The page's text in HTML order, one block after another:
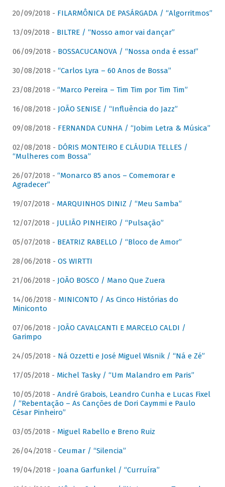
20/09/2018 - FILARMÔNICA DE PASÁRGADA / “Algorritmos”
13/09/2018 - BILTRE / “Nosso amor vai dançar”
06/09/2018 - BOSSACUCANOVA / “Nossa onda é essa!”
30/08/2018 - “Carlos Lyra – 60 Anos de Bossa”
23/08/2018 - “Marco Pereira – Tim Tim por Tim Tim”
16/08/2018 - JOÃO SENISE / “Influência do Jazz”
09/08/2018 - FERNANDA CUNHA / “Jobim Letra & Música”
02/08/2018 - DÓRIS MONTEIRO E CLÁUDIA TELLES /
“Mulheres com Bossa”
26/07/2018 - “Monarco 85 anos – Comemorar e
Agradecer”
19/07/2018 - MARQUINHOS DINIZ / “Meu Samba”
12/07/2018 - JULIÃO PINHEIRO / “Pulsação”
05/07/2018 - BEATRIZ RABELLO / “Bloco de Amor”
28/06/2018 - OS WIRTTI
21/06/2018 - JOÃO BOSCO / Mano Que Zuera
14/06/2018 - MINICONTO / As Cinco Histórias do
Miniconto
07/06/2018 - JOÃO CAVALCANTI E MARCELO CALDI /
Garimpo
24/05/2018 - Ná Ozzetti e José Miguel Wisnik / “Ná e Zé”
17/05/2018 - Michel Tasky / “Um Malandro em Paris”
10/05/2018 - André Grabois, Leandro Cunha e Lucas Fixel
/ “Rebentação – As Canções de Dori Caymmi e Paulo
César Pinheiro”
03/05/2018 - Miguel Rabello e Breno Ruiz
26/04/2018 - Ceumar / “Silencia”
19/04/2018 - Joana Garfunkel / “Curruíra”